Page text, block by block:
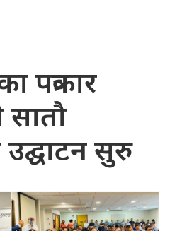
पत्रकार
सुरु